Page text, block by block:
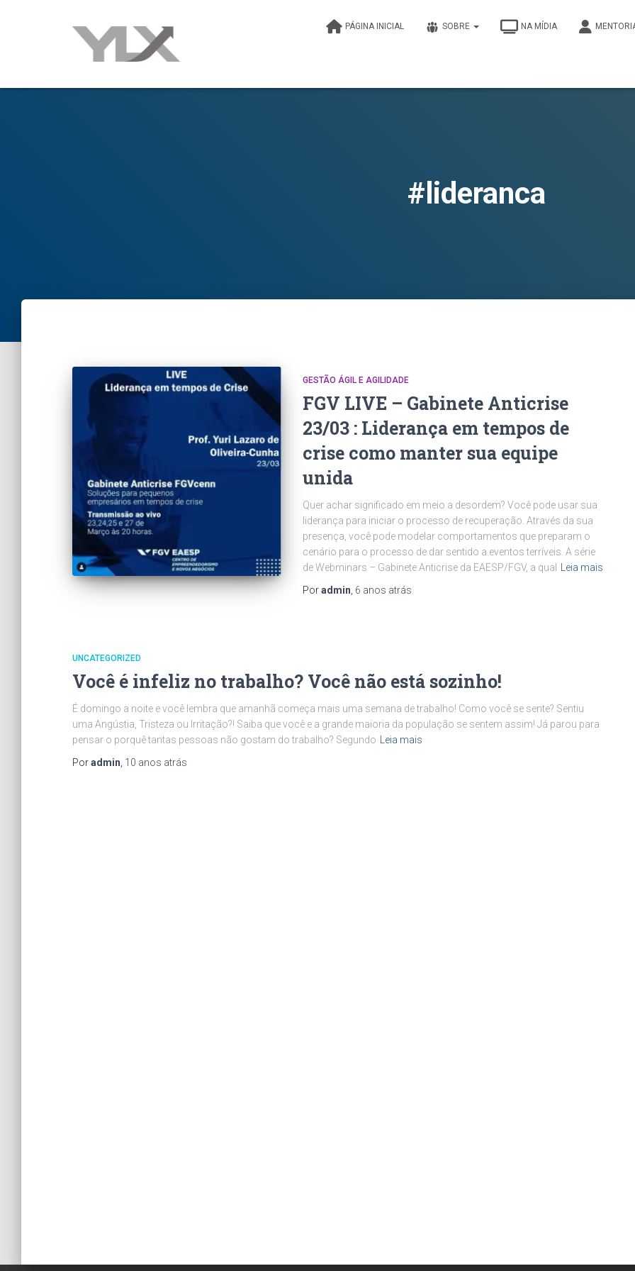
PÁGINA INICIAL SOBRE NA MÍDIA
#lideranca
GESTÃO ÁGIL E AGILIDADE
FGV LIVE – Gabinete Anticrise
23/03 : Liderança em tempos de
crise como manter sua equipe
unida
Quer achar significado em meio a desordem? Você pode usar sua
liderança para iniciar o processo de recuperação. Através da sua
presença, você pode modelar comportamentos que preparam o
cenário para o processo de dar sentido a eventos terríveis. A série
de Webminars – Gabinete Anticrise da EAESP/FGV, a qual
Leia mais
Poradmin 6 anos atrás
UNCATEGORIZED
Você é infeliz no trabalho? Você não está sozinho!
É domingo a noite e você lembra que amanhã começa mais uma semana de trabalho! Como você se sente? Sentiu
uma Angústia, Tristeza ou Irritação?! Saiba que você e a grande maioria da população se sentem assim! Já parou para
pensar o porquê tantas pessoas não gostam do trabalho? Segundo
Leia mais
Poradmin 10 anos atrás